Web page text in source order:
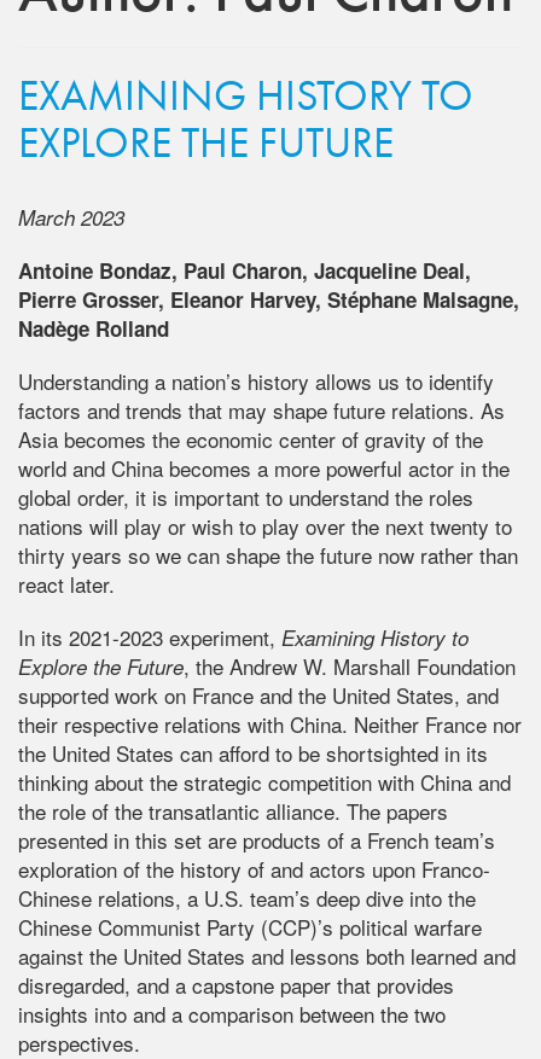
EXAMINING HISTORY TO
EXPLORE THE FUTURE
March 2023
Antoine Bondaz, Paul Charon, Jacqueline Deal,
Pierre Grosser, Eleanor Harvey, Stéphane Malsagne,
Nadège Rolland
Understanding a nation’s history allows us to identify
factors and trends that may shape future relations. As
Asia becomes the economic center of gravity of the
world and China becomes a more powerful actor in the
global order, it is important to understand the roles
nations will play or wish to play over the next twenty to
thirty years so we can shape the future now rather than
react later.
In its 2021-2023 experiment, Examining History to
Explore the Future, the Andrew W. Marshall Foundation
supported work on France and the United States, and
their respective relations with China. Neither France nor
the United States can afford to be shortsighted in its
thinking about the strategic competition with China and
the role of the transatlantic alliance. The papers
presented in this set are products of a French team’s
exploration of the history of and actors upon Franco-
Chinese relations, a U.S. team’s deep dive into the
Chinese Communist Party (CCP)’s political warfare
against the United States and lessons both learned and
disregarded, and a capstone paper that provides
insights into and a comparison between the two
perspectives.